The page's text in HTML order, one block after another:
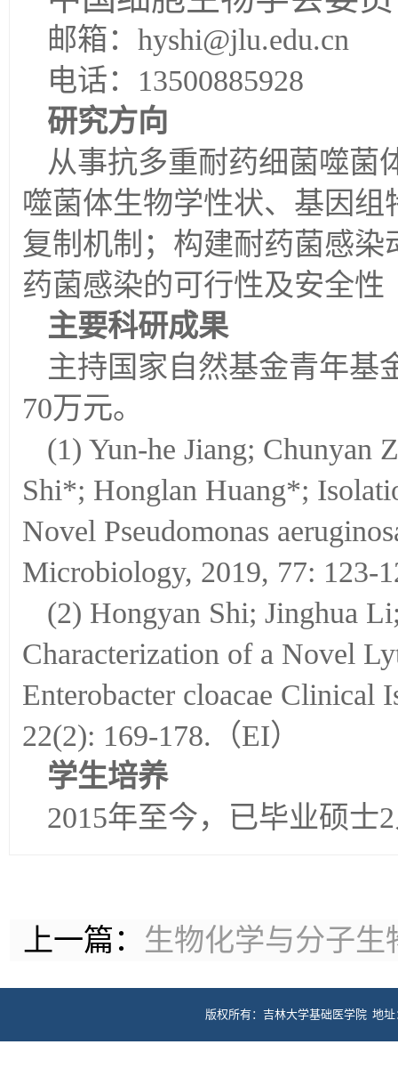
邮箱：hyshi@jlu.edu.cn
电话：13500885928
研究方向
从事抗多重耐药细菌噬菌
噬菌体生物学性状、基因
复制机制；构建耐药菌感
药菌感染的可行性及安全性
主要科研成果
主持国家自然基金青年基
70万元。
(1) Yun-he Jiang; Chunyan
Shi*; Honglan Huang*;
Novel Pseudomonas
Microbiology, 2019, 77: 123-
(2) Hongyan Shi; Jinghua
Characterization of a Novel
Enterobacter cloacae Clinical
22(2): 169-178.（EI）
学生培养
2015年至今，已毕业硕士
上一篇： 生物化学与分子生
版权所有：吉林大学基础医学院 地